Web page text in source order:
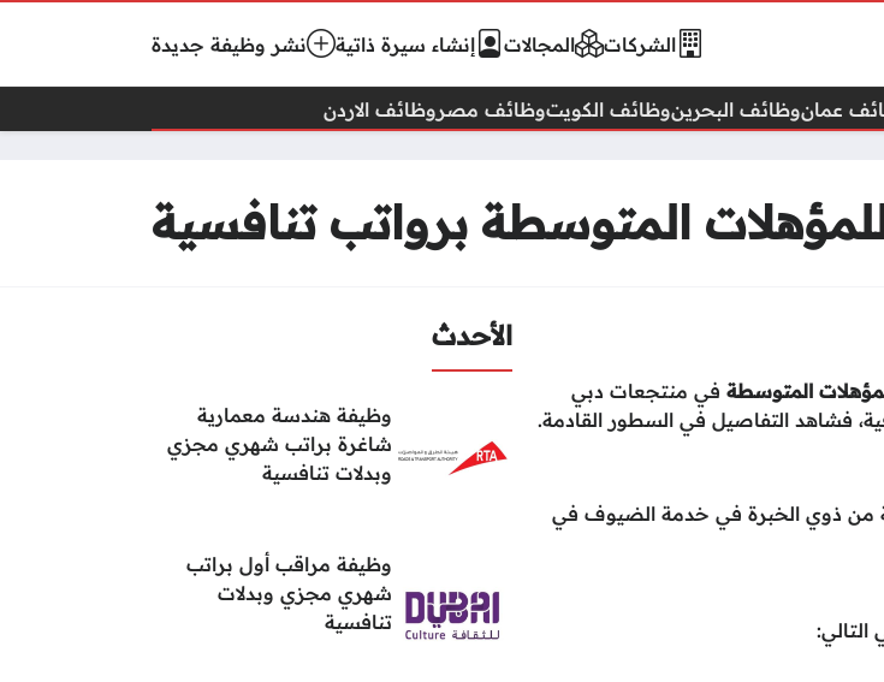
الشركات المجالات إنشاء سيرة ذاتية نشر وظيفة جديدة
عمانوظائف البحرينوظائف الكويتوظائف مصروظائف الاردن
المتوسطة برواتب تنافسية
الأحدث
وظيفة هندسة معمارية
شاغرة براتب شهري مجزي
وبدلات تنافسية
وظيفة مراقب أول براتب
شهري مجزي وبدلات
تنافسية
المتوسطة في منتجعات دبي
فشاهد التفاصيل في السطور القادمة.
من ذوي الخبرة في خدمة الضيوف في